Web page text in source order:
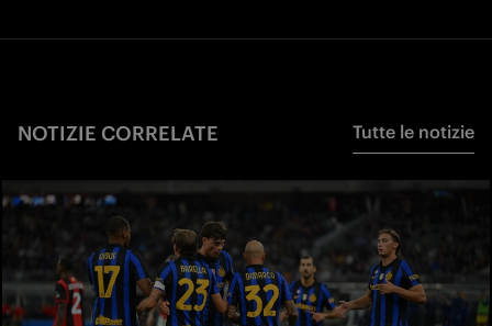
NOTIZIE CORRELATE Tutte le notizie